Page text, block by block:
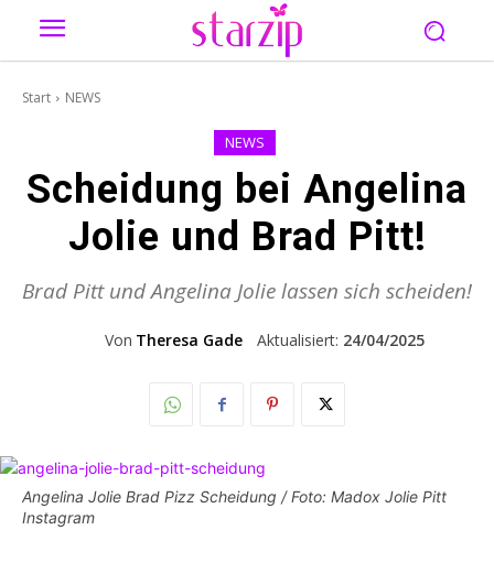
Start NEWS
NEWS
Scheidung bei Angelina
Jolie und Brad Pitt!
Brad Pitt und Angelina Jolie lassen sich scheiden!
Von Theresa Gade Aktualisiert: 24/04/2025
Angelina Jolie Brad Pizz Scheidung / Foto: Madox Jolie Pitt
Instagram